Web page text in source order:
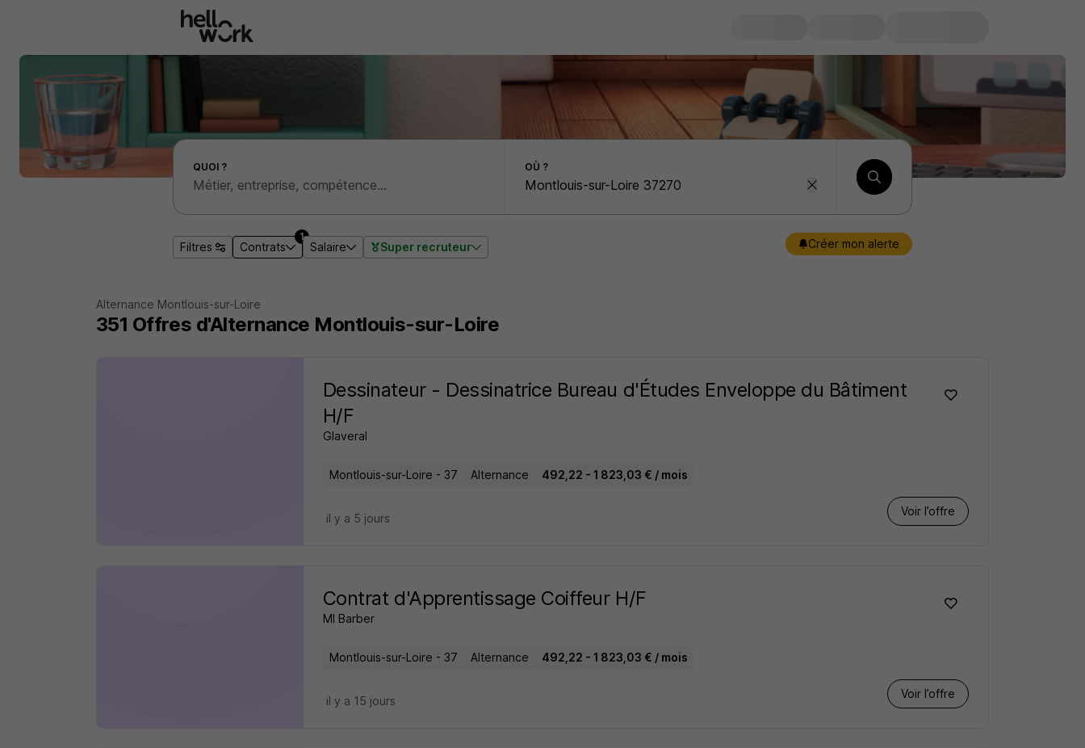
Effectuer une recherche d'emploi par localité
QUOI ? OÙ ?
Filtres Contrats
1
Salaire Super recruteur Créer mon alerte
Alternance Montlouis-sur-Loire
351 Offres d'Alternance Montlouis-sur-Loire
Dessinateur - Dessinatrice Bureau d'Études Enveloppe du Bâtiment
H/F
Glaveral
Montlouis-sur-Loire - 37 Alternance 492,22 - 1 823,03 € / mois
Voir l’offre
il y a 5 jours
Contrat d'Apprentissage Coiffeur H/F
Ml Barber
Montlouis-sur-Loire - 37 Alternance 492,22 - 1 823,03 € / mois
Voir l’offre
il y a 15 jours